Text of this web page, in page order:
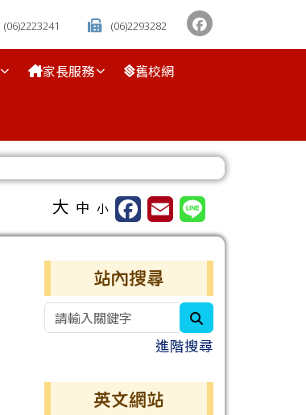
(06)2223241 (06)2293282
家長服務 舊校網
大 中 小
右邊區域內容
站內搜尋
進階搜尋
英文網站